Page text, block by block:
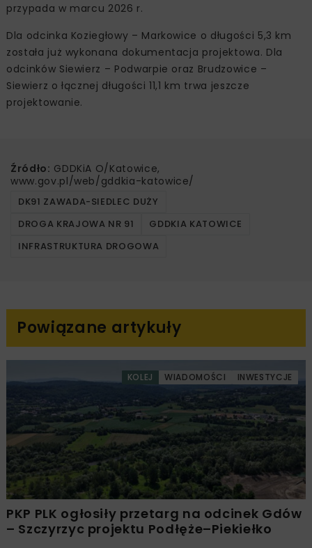
przypada w marcu 2026 r.
Dla odcinka Koziegłowy – Markowice o długości 5,3 km
została już wykonana dokumentacja projektowa. Dla
odcinków Siewierz – Podwarpie oraz Brudzowice –
Siewierz o łącznej długości 11,1 km trwa jeszcze
projektowanie.
Źródło: GDDKiA O/Katowice,
www.gov.pl/web/gddkia-katowice/
DK91 ZAWADA-SIEDLEC DUŻY
DROGA KRAJOWA NR 91
GDDKIA KATOWICE
INFRASTRUKTURA DROGOWA
Powiązane artykuły
KOLEJ WIADOMOŚCI INWESTYCJE
PKP PLK ogłosiły przetarg na odcinek Gdów
– Szczyrzyc projektu Podłęże–Piekiełko